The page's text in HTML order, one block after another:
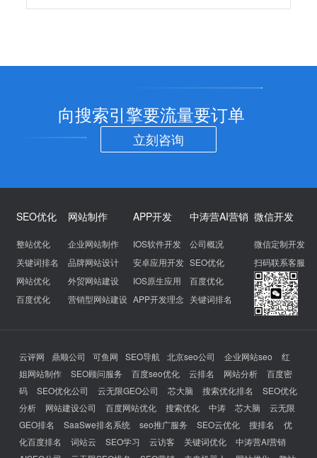
向搜索引擎要流量要订单
立刻咨询
SEO优化
整站优化
关键词排名
网站优化
百度优化
网站制作
企业网站制作
品牌网站设计
外贸网站建设
营销型网站建设
APP开发
IOS软件开发
安卓应用开发
IOS原生应用
APP开发理念
中涛营AI营销
公司概况
SEO优化
百度优化
关键词排名
微信开发
微信定制开发
扫码联系客服
云评网 鼎顺公司 可鱼网 SEO导航 北京seo公司 企业网站seo
红
姐网站制作
SEO顾问服务 百度seo优化 云排名 网站分析
百度密
码
SEO优化公司 云无限GEO公司 芯大脑 搜索优化排名
SEO优化
分析
网站建设公司 百度网站优化 搜索优化 中涛 芯大脑
云无限
GEO排名
SaaSwe排名系统 seo推广服务 SEO云优化 搜排名
优
化百度排名
词站云 SEO学习 云访客 关键词优化
中涛营AI营销